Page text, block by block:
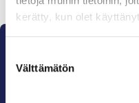
kerätty, kun olet
valinta
Välttämätön